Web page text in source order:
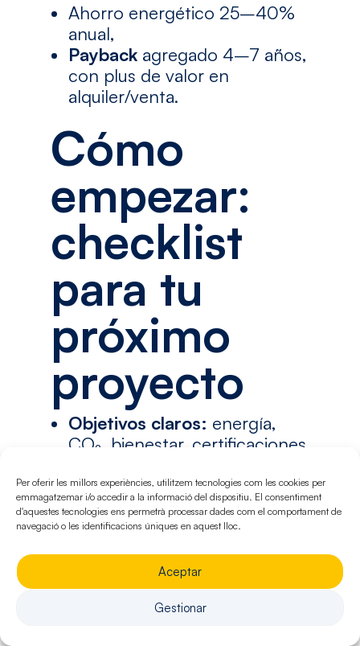
Per oferir les millors experiències, utilitzem tecnologies com les cookies per
emmagatzemar i/o accedir a la informació del dispositiu. El consentiment
d'aquestes tecnologies ens permetrà processar dades com el comportament de
navegació o les identificacions úniques en aquest lloc.
Aceptar
Gestionar
Ahorro energético 25–40%
anual,
Paybackagregado 4–7 años,
con plus de valor en
alquiler/venta.
Cómo
empezar:
checklist
para tu
próximo
proyecto
Objetivos claros: energía,
CO₂, bienestar, certificaciones
Datos de partida:clima, uso,
horario, cargas, presupuesto y
Equipo alineado:
proyectista, constructora y
facility desde el inicio.